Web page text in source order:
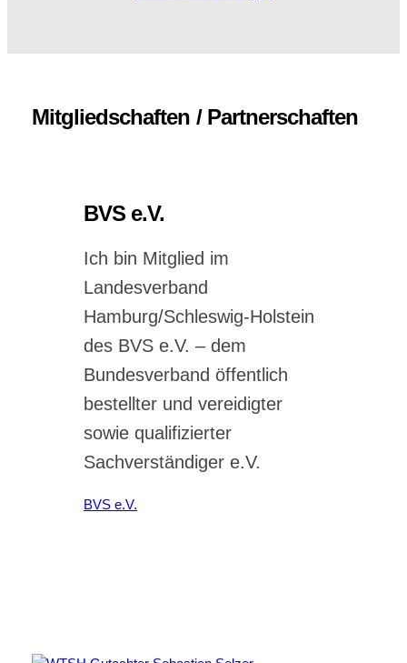
Mitgliedschaften / Partnerschaften
BVS e.V.
Ich bin Mitglied im
Landesverband
Hamburg/Schleswig-Holstein
des BVS e.V. – dem
Bundesverband öffentlich
bestellter und vereidigter
sowie qualifizierter
Sachverständiger e.V.
BVS e.V.